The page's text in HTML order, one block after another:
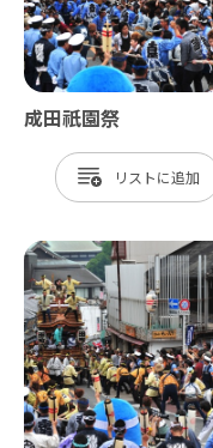
成田祇園祭
リスト